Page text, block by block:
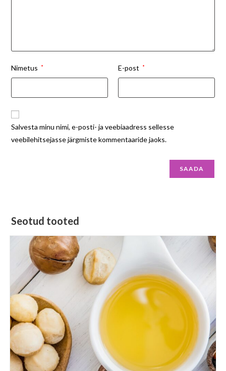
Nimetus * E-post *
Salvesta minu nimi, e-posti- ja veebiaadress sellesse
veebilehitsejasse järgmiste kommentaaride jaoks.
Seotud tooted